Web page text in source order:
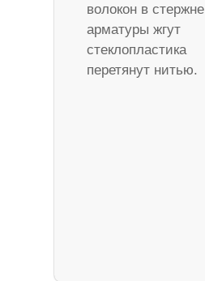
волокон в стержне
арматуры жгут
стеклопластика
перетянут нитью.